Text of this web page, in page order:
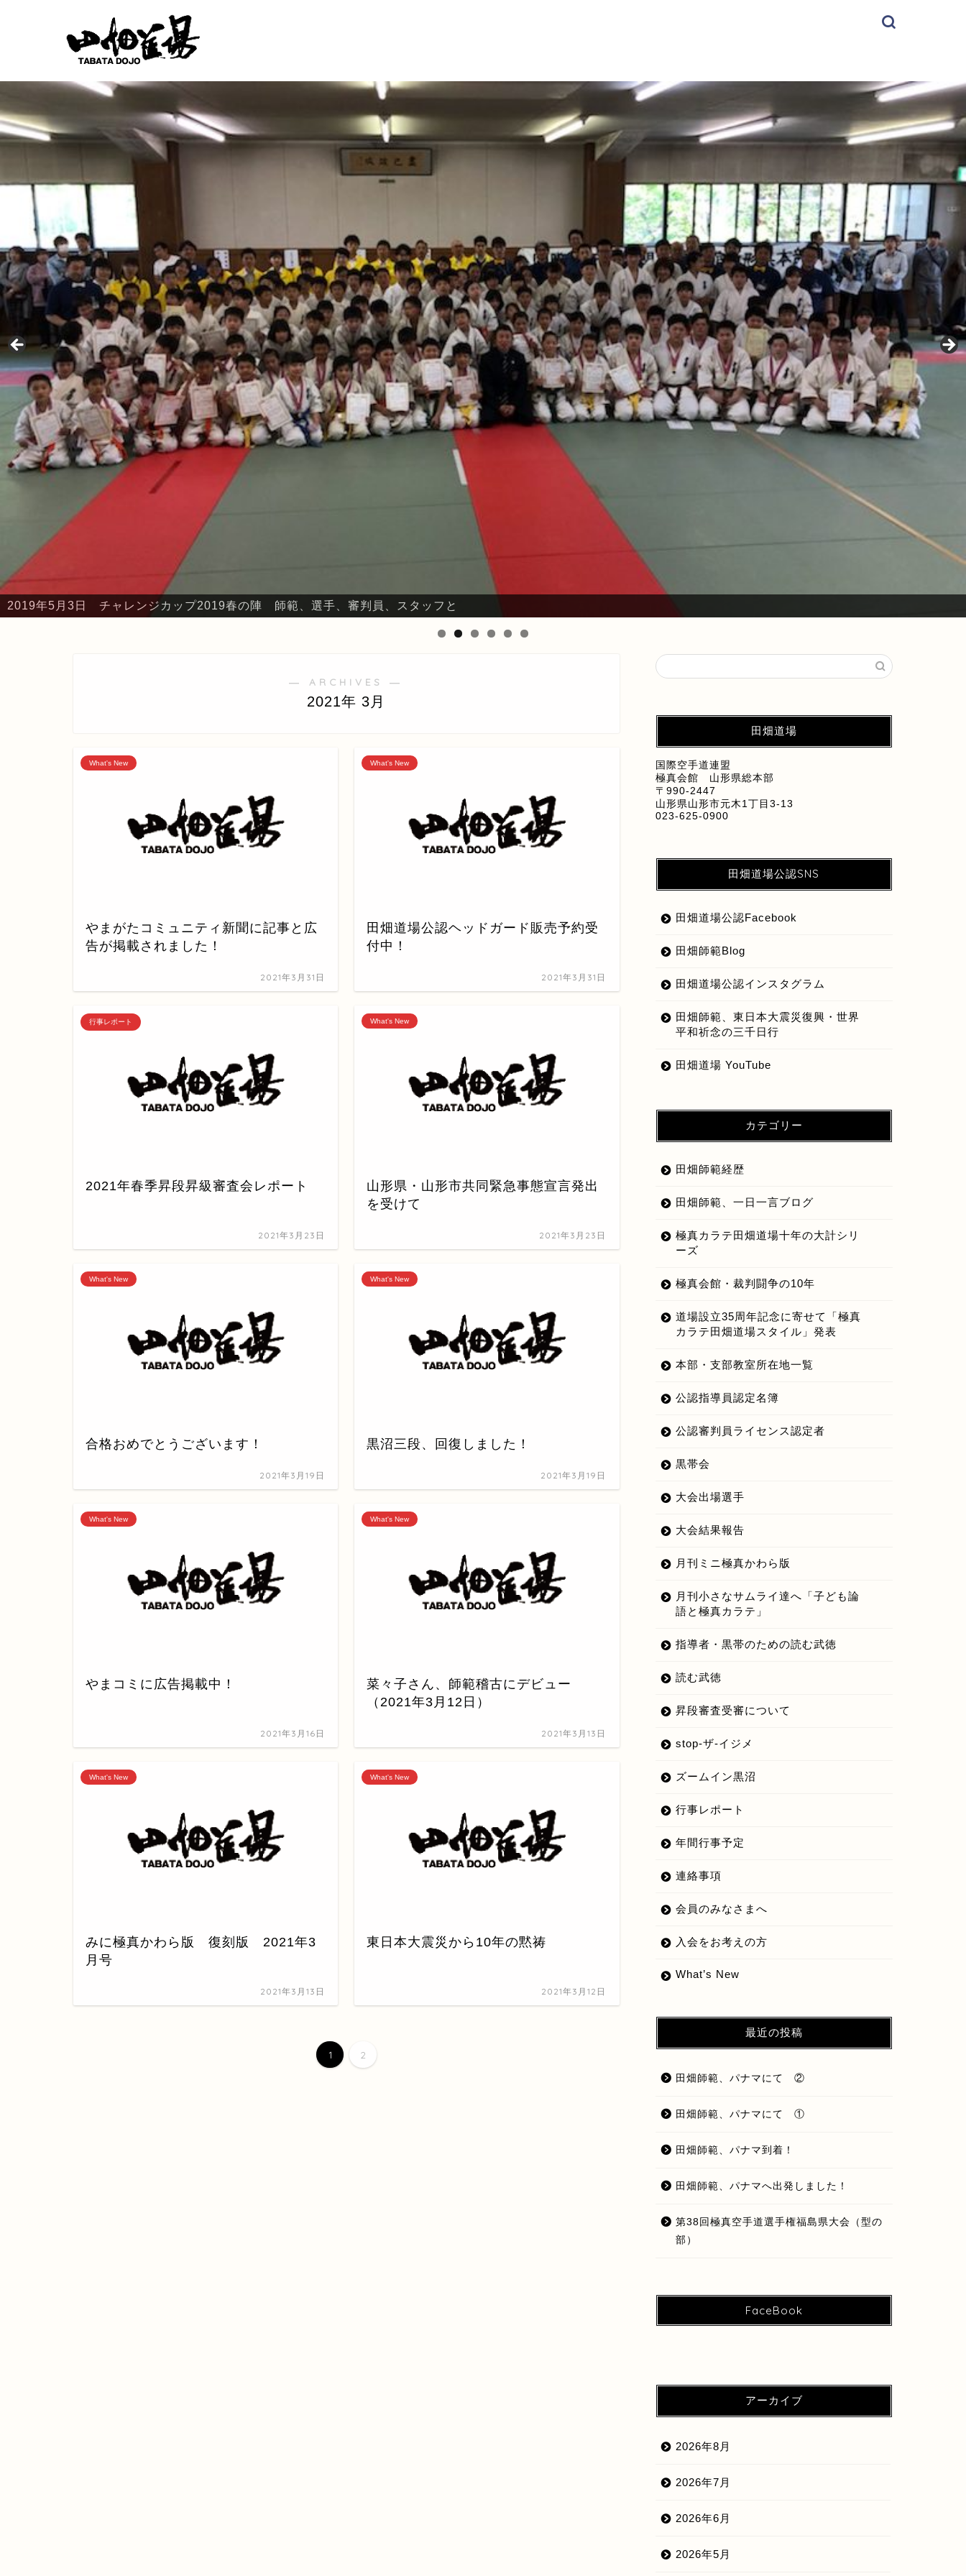
2019年5月3日 チャレンジカップ2019春の陣 師範、選手、審判員、スタッフと
2019年5月3日 チャレンジカップ2019春の陣 本部・鈴川
― ARCHIVES ―
2021年 3月
What's New
やまがたコミュニティ新聞に記事と広
告が掲載されました！
2021年3月31日
What's New
田畑道場公認ヘッドガード販売予約受
付中！
2021年3月31日
行事レポート
2021年春季昇段昇級審査会レポート
2021年3月23日
What's New
山形県・山形市共同緊急事態宣言発出
を受けて
2021年3月23日
What's New
合格おめでとうございます！
2021年3月19日
What's New
黒沼三段、回復しました！
2021年3月19日
What's New
やまコミに広告掲載中！
2021年3月16日
What's New
菜々子さん、師範稽古にデビュー
（2021年3月12日）
2021年3月13日
What's New
みに極真かわら版 復刻版 2021年3
月号
2021年3月13日
What's New
東日本大震災から10年の黙祷
2021年3月12日
1 2
田畑道場
国際空手道連盟
極真会館 山形県総本部
〒990-2447
山形県山形市元木1丁目3-13
023-625-0900
田畑道場公認SNS
田畑道場公認Facebook
田畑師範Blog
田畑道場公認インスタグラム
田畑師範、東日本大震災復興・世界
平和祈念の三千日行
田畑道場 YouTube
カテゴリー
田畑師範経歴
田畑師範、一日一言ブログ
極真カラテ田畑道場十年の大計シリ
ーズ
極真会館・裁判闘争の10年
道場設立35周年記念に寄せて「極真
カラテ田畑道場スタイル」発表
本部・支部教室所在地一覧
公認指導員認定名簿
公認審判員ライセンス認定者
黒帯会
大会出場選手
大会結果報告
月刊ミニ極真かわら版
月刊小さなサムライ達へ「子ども論
語と極真カラテ」
指導者・黒帯のための読む武徳
読む武徳
昇段審査受審について
stop-ザ-イジメ
ズームイン黒沼
行事レポート
年間行事予定
連絡事項
会員のみなさまへ
入会をお考えの方
What’s New
最近の投稿
田畑師範、パナマにて ②
田畑師範、パナマにて ①
田畑師範、パナマ到着！
田畑師範、パナマへ出発しました！
第38回極真空手道選手権福島県大会（型の
部）
FaceBook
アーカイブ
2026年8月
2026年7月
2026年6月
2026年5月